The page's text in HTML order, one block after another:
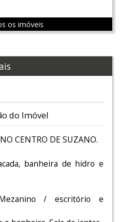
os imóveis
do Imóvel
CENTRO DE SUZANO.
banheira de hidro e
/ escritório e